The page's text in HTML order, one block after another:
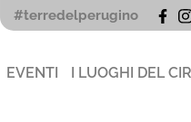
#terredelperugino
EVENTI I LUOGHI DEL